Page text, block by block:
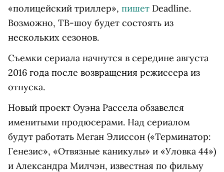
«полицейский триллер», пишет Deadline.
Возможно, ТВ-шоу будет состоять из
нескольких сезонов.
Съемки сериала начнутся в середине августа
2016 года после возвращения режиссера из
отпуска.
Новый проект Оуэна Рассела обзавелся
именитыми продюсерами. Над сериалом
будут работать Меган Элиссон («Терминатор:
Генезис», «Отвязные каникулы» и «Уловка 44»)
и Александра Милчэн, известная по фильму